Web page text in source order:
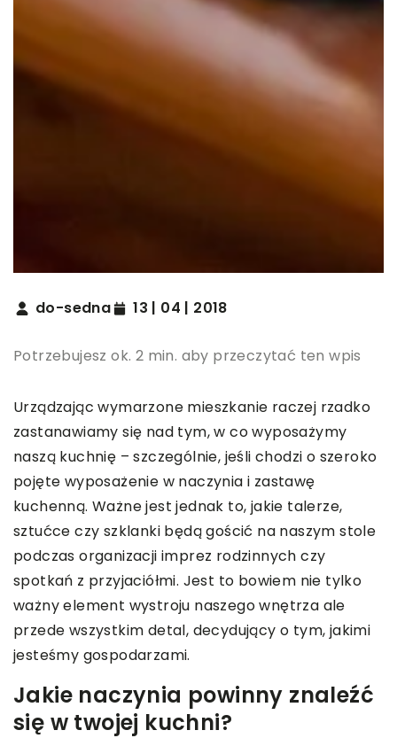
do-sedna 13 | 04 | 2018
Potrzebujesz ok. 2 min. aby przeczytać ten wpis
Urządzając wymarzone mieszkanie raczej rzadko
zastanawiamy się nad tym, w co wyposażymy
naszą kuchnię – szczególnie, jeśli chodzi o szeroko
pojęte wyposażenie w naczynia i zastawę
kuchenną. Ważne jest jednak to, jakie talerze,
sztućce czy szklanki będą gościć na naszym stole
podczas organizacji imprez rodzinnych czy
spotkań z przyjaciółmi. Jest to bowiem nie tylko
ważny element wystroju naszego wnętrza ale
przede wszystkim detal, decydujący o tym, jakimi
jesteśmy gospodarzami.
Jakie naczynia powinny znaleźć
się w twojej kuchni?